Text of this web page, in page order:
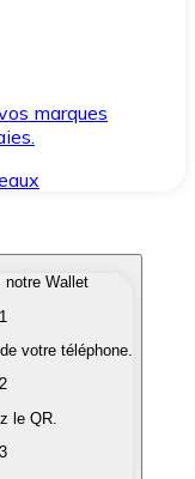
marques
intéressent
en monnaie
notre Wallet
1
votre téléphone.
2
le QR.
3